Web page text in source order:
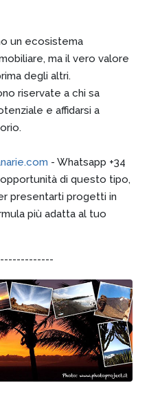
un ecosistema
ma il vero valore
degli altri.
riservate a chi sa
e affidarsi a
- Whatsapp +34
di questo tipo,
presentarti progetti in
più adatta al tuo